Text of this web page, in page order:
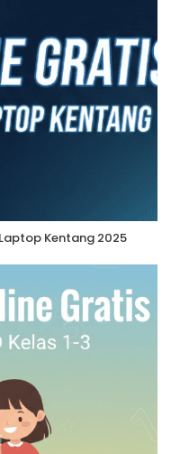
Kentang 2025